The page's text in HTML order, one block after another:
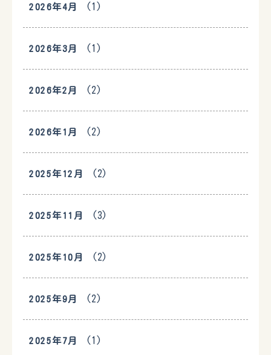
2026年4月 (1)
2026年3月 (1)
2026年2月 (2)
2026年1月 (2)
2025年12月 (2)
2025年11月 (3)
2025年10月 (2)
2025年9月 (2)
2025年7月 (1)